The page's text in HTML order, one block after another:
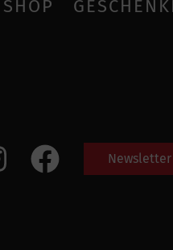
SHOP